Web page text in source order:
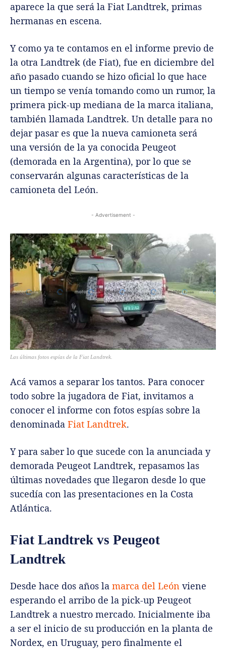
aparece la que será la Fiat Landtrek, primas
hermanas en escena.
Y como ya te contamos en el informe previo de
la otra Landtrek (de Fiat), fue en diciembre del
año pasado cuando se hizo oficial lo que hace
un tiempo se venía tomando como un rumor, la
primera pick-up mediana de la marca italiana,
también llamada Landtrek. Un detalle para no
dejar pasar es que la nueva camioneta será
una versión de la ya conocida Peugeot
(demorada en la Argentina), por lo que se
conservarán algunas características de la
camioneta del León.
- Advertisement -
Las últimas fotos espías de la Fiat Landtrek.
Acá vamos a separar los tantos. Para conocer
todo sobre la jugadora de Fiat, invitamos a
conocer el informe con fotos espías sobre la
denominada Fiat Landtrek.
Y para saber lo que sucede con la anunciada y
demorada Peugeot Landtrek, repasamos las
últimas novedades que llegaron desde lo que
sucedía con las presentaciones en la Costa
Atlántica.
Fiat Landtrek vs Peugeot
Landtrek
Desde hace dos años la marca del León viene
esperando el arribo de la pick-up Peugeot
Landtrek a nuestro mercado. Inicialmente iba
a ser el inicio de su producción en la planta de
Nordex, en Uruguay, pero finalmente el